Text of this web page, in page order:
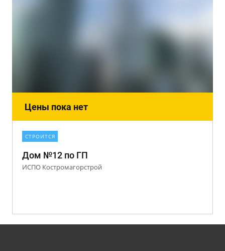
Цены пока нет
СТРОИТСЯ
Дом №12 по ГП
ИСПО Костромагорстрой